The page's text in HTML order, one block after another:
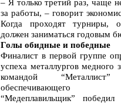
– Я только третий раз, чаще
за работы, – говорит
Когда проходят турниры,
должен заниматься годовым
Голы обидные и победные
Финалист в первой группе
успеха металлургов медного
командой “Металлист”
обеспечивающего
“Медеплавильщик”